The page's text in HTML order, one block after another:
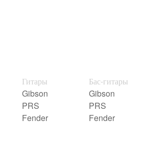
Гитары
Gibson
PRS
Fender
Бас-гитары
Gibson
PRS
Fender